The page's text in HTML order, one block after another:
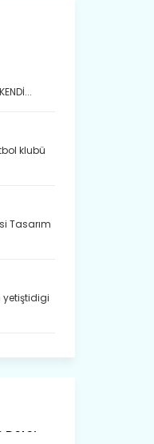
klubü
Tasarım
yetiştidigi
içi,